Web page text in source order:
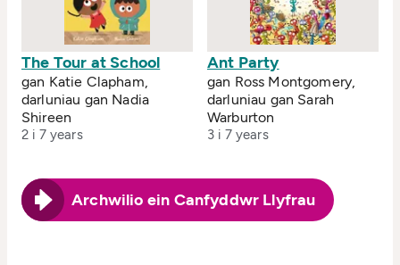
The Tour at School
gan Katie Clapham,
darluniau gan Nadia
Shireen
2 i 7 years
Ant Party
gan Ross Montgomery,
darluniau gan Sarah
Warburton
3 i 7 years
Archwilio ein Canfyddwr Llyfrau